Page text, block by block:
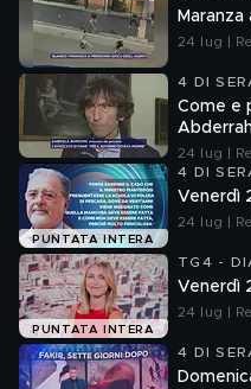
Maranza
24 lug |
4 DI
Come e
24 lug |
PUNTATA INTERA
4 DI
Venerdì
24 lug |
PUNTATA INTERA
TG4 -
Venerdì
24 lug |
4 DI